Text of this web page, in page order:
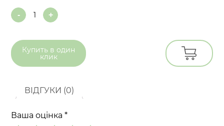
Quantity
Купить в один
клик
ВІДГУКИ (0)
Ваша оцінка*